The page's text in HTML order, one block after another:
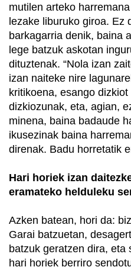
mutilen arteko
lezake liburuko giroa. Ez
barkagarria denik, baina
lege batzuk askotan
dituztenak. “Nola izan
izan naiteke nire
kritikoena, esango
dizkiozunak, eta, agian,
minena, baina badaude
ikusezinak baina
direnak. Badu horretatik
Hari horiek izan
eramateko helduleku
Azken batean, hori da:
Garai batzuetan,
batzuk geratzen dira, eta
hari horiek berriro